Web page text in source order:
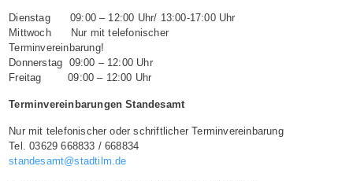
Dienstag 09:00 – 12:00 Uhr/ 13:00-17:00 Uhr
Mittwoch Nur mit telefonischer
Terminvereinbarung!
Donnerstag 09:00 – 12:00 Uhr
Freitag 09:00 – 12:00 Uhr
Terminvereinbarungen Standesamt
Nur mit telefonischer oder schriftlicher Terminvereinbarung
Tel. 03629 668833 / 668834
standesamt@stadtilm.de